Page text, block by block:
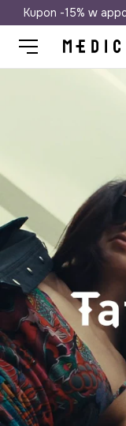
Kupon -15% w